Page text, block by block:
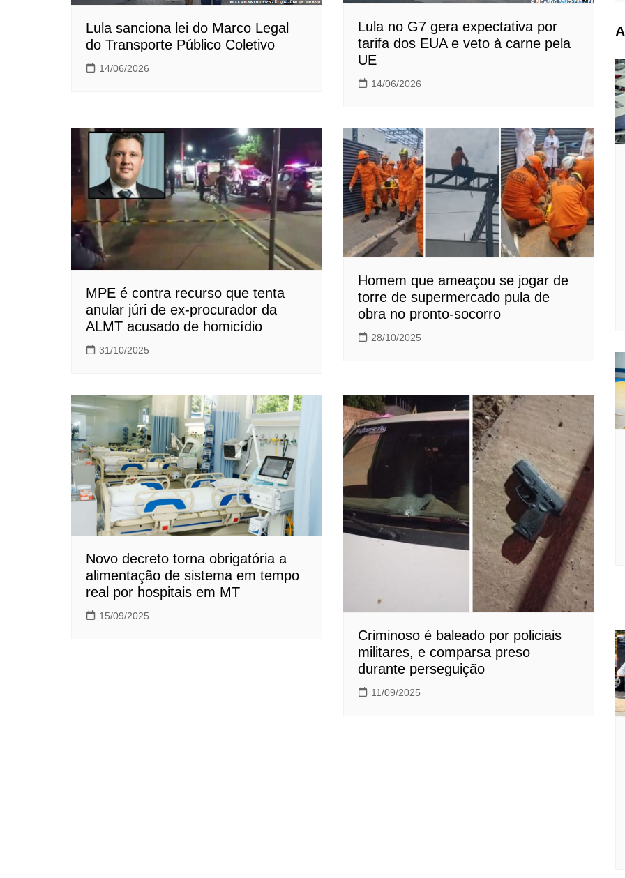
Lula sanciona lei do Marco Legal
do Transporte Público Coletivo
14/06/2026
Lula no G7 gera expectativa por
tarifa dos EUA e veto à carne pela
UE
14/06/2026
MPE é contra recurso que tenta
anular júri de ex-procurador da
ALMT acusado de homicídio
31/10/2025
Homem que ameaçou se jogar de
torre de supermercado pula de
obra no pronto-socorro
28/10/2025
Novo decreto torna obrigatória a
alimentação de sistema em tempo
real por hospitais em MT
15/09/2025
Criminoso é baleado por policiais
militares, e comparsa preso
durante perseguição
11/09/2025